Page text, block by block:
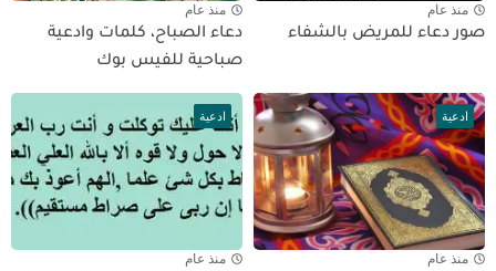
منذ عام
صور دعاء للمريض بالشفاء
منذ عام
دعاء الصباح، كلمات وادعية
صباحية للفيس بوك
ادعية
منذ عام
ادعية
منذ عام